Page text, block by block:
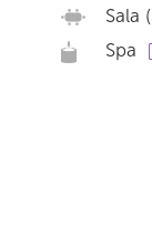
Sala
Spa